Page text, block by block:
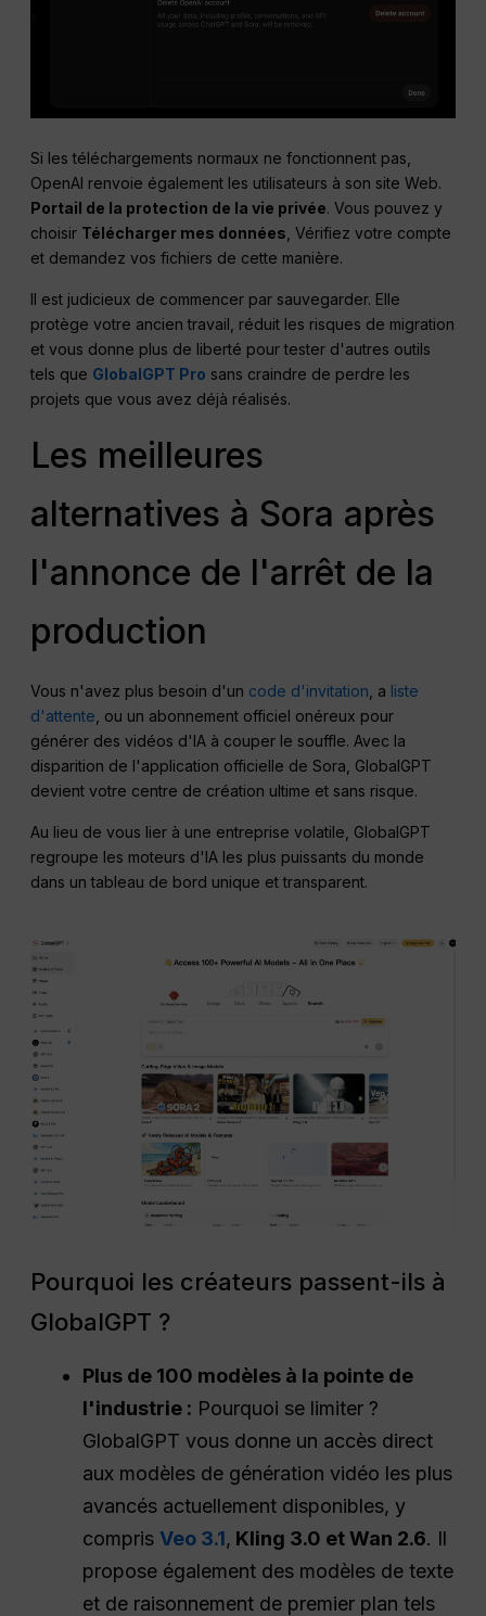
Si les téléchargements normaux ne fonctionnent pas,
OpenAI renvoie également les utilisateurs à son site Web.
Portail de la protection de la vie privée. Vous pouvez y
choisir Télécharger mes données , Vérifiez votre compte
et demandez vos fichiers de cette manière.
Il est judicieux de commencer par sauvegarder. Elle
protège votre ancien travail, réduit les risques de migration
et vous donne plus de liberté pour tester d'autres outils
tels que GlobalGPT Pro sans craindre de perdre les
projets que vous avez déjà réalisés.
Les meilleures
alternatives à Sora après
l'annonce de l'arrêt de la
production
Vous n'avez plus besoin d'un code d'invitation , a liste
d'attente , ou un abonnement officiel onéreux pour
générer des vidéos d'IA à couper le souffle. Avec la
disparition de l'application officielle de Sora, GlobalGPT
devient votre centre de création ultime et sans risque.
Au lieu de vous lier à une entreprise volatile, GlobalGPT
regroupe les moteurs d'IA les plus puissants du monde
dans un tableau de bord unique et transparent.
Pourquoi les créateurs passent-ils à
GlobalGPT ?
Plus de 100 modèles à la pointe de
l'industrie : Pourquoi se limiter ?
GlobalGPT vous donne un accès direct
aux modèles de génération vidéo les plus
avancés actuellement disponibles, y
comprisVeo 3.1, Kling 3.0 et Wan 2.6. Il
propose également des modèles de texte
et de raisonnement de premier plan tels